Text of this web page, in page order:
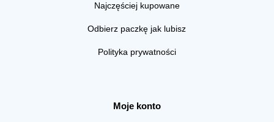
Najczęściej kupowane
Odbierz paczkę jak lubisz
Polityka prywatności
Moje konto